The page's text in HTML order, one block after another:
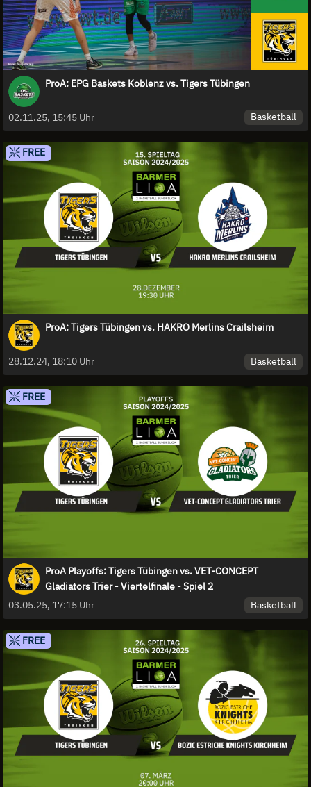
ProA: EPG Baskets Koblenz vs. Tigers Tübingen
02.11.25, 15:45 Uhr Basketball
FREE
ProA: Tigers Tübingen vs. HAKRO Merlins Crailsheim
28.12.24, 18:10 Uhr Basketball
FREE
ProA Playoffs: Tigers Tübingen vs. VET-CONCEPT
Gladiators Trier - Viertelfinale - Spiel 2
03.05.25, 17:15 Uhr
Basketball
FREE